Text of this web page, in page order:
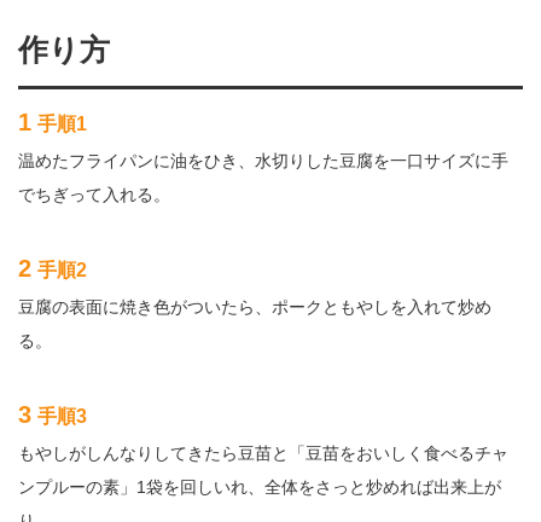
作り方
1 手順1
温めたフライパンに油をひき、水切りした豆腐を一口サイズに手
でちぎって入れる。
2 手順2
豆腐の表面に焼き色がついたら、ポークともやしを入れて炒め
る。
3 手順3
もやしがしんなりしてきたら豆苗と「豆苗をおいしく食べるチャ
ンプルーの素」1袋を回しいれ、全体をさっと炒めれば出来上が